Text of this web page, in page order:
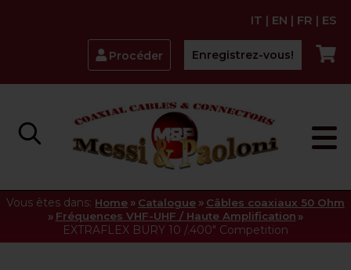
IT | EN | FR | ES
Procéder Enregistrez-vous!
Vous êtes dans: Home » Catalogue » Câbles coaxiaux 50 Ohm
» Fréquences VHF-UHF / Haute Amplification »
EXTRAFLEX BURY 10 /.400" Competition